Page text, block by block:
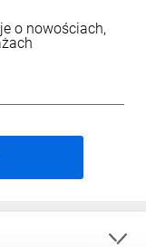
o nowościach,